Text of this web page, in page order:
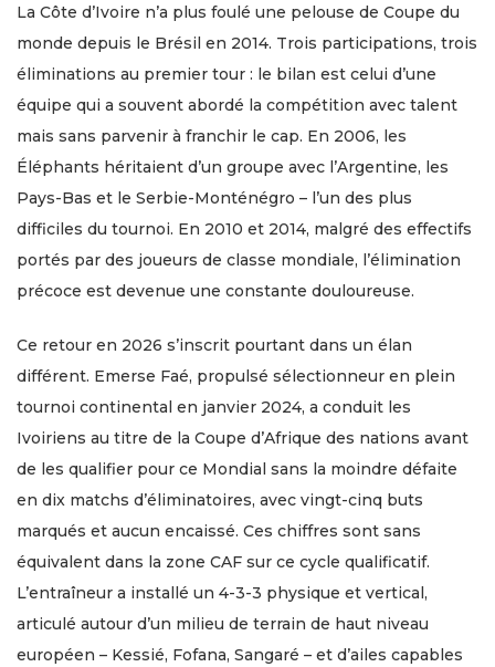
La Côte d’Ivoire n’a plus foulé une pelouse de Coupe du
monde depuis le Brésil en 2014. Trois participations, trois
éliminations au premier tour : le bilan est celui d’une
équipe qui a souvent abordé la compétition avec talent
mais sans parvenir à franchir le cap. En 2006, les
Éléphants héritaient d’un groupe avec l’Argentine, les
Pays-Bas et le Serbie-Monténégro – l’un des plus
difficiles du tournoi. En 2010 et 2014, malgré des effectifs
portés par des joueurs de classe mondiale, l’élimination
précoce est devenue une constante douloureuse.
Ce retour en 2026 s’inscrit pourtant dans un élan
différent. Emerse Faé, propulsé sélectionneur en plein
tournoi continental en janvier 2024, a conduit les
Ivoiriens au titre de la Coupe d’Afrique des nations avant
de les qualifier pour ce Mondial sans la moindre défaite
en dix matchs d’éliminatoires, avec vingt-cinq buts
marqués et aucun encaissé. Ces chiffres sont sans
équivalent dans la zone CAF sur ce cycle qualificatif.
L’entraîneur a installé un 4-3-3 physique et vertical,
articulé autour d’un milieu de terrain de haut niveau
européen – Kessié, Fofana, Sangaré – et d’ailes capables